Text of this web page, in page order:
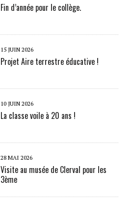
Fin d’année pour le collège.
15 JUIN 2026
Projet Aire terrestre éducative !
10 JUIN 2026
La classe voile à 20 ans !
28 MAI 2026
Visite au musée de Clerval pour les
3ème